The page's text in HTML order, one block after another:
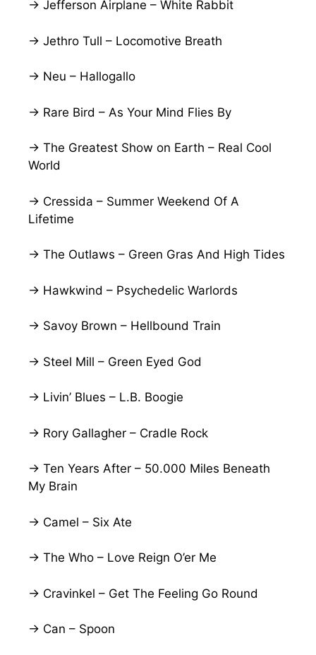
→ Jefferson Airplane – White Rabbit
→ Jethro Tull – Locomotive Breath
→ Neu – Hallogallo
→ Rare Bird – As Your Mind Flies By
→ The Greatest Show on Earth – Real Cool
World
→ Cressida – Summer Weekend Of A
Lifetime
→ The Outlaws – Green Gras And High Tides
→ Hawkwind – Psychedelic Warlords
→ Savoy Brown – Hellbound Train
→ Steel Mill – Green Eyed God
→ Livin’ Blues – L.B. Boogie
→ Rory Gallagher – Cradle Rock
→ Ten Years After – 50.000 Miles Beneath
My Brain
→ Camel – Six Ate
→ The Who – Love Reign O’er Me
→ Cravinkel – Get The Feeling Go Round
→ Can – Spoon